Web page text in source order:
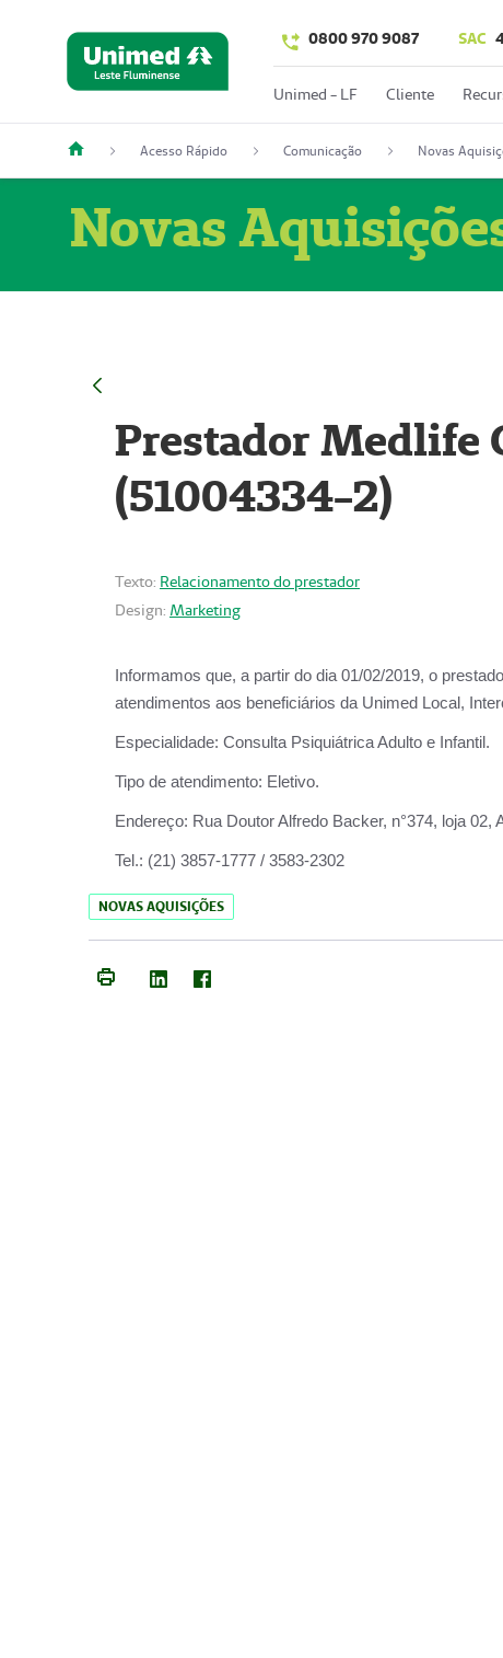
0800 970 9087 SAC
Unimed - LF Cliente
Acesso Rápido Comunicação Novas
Novas
Prestador Medlife
(51004334-2)
Texto: Relacionamento do prestador
Design: Marketing
Informamos que, a partir do dia 01/02/2019, o
atendimentos aos beneficiários da Unimed Local,
Especialidade: Consulta Psiquiátrica Adulto e Infantil.
Tipo de atendimento: Eletivo.
Endereço: Rua Doutor Alfredo Backer, n°374, loja 02,
Tel.: (21) 3857-1777 / 3583-2302
NOVAS AQUISIÇÕES